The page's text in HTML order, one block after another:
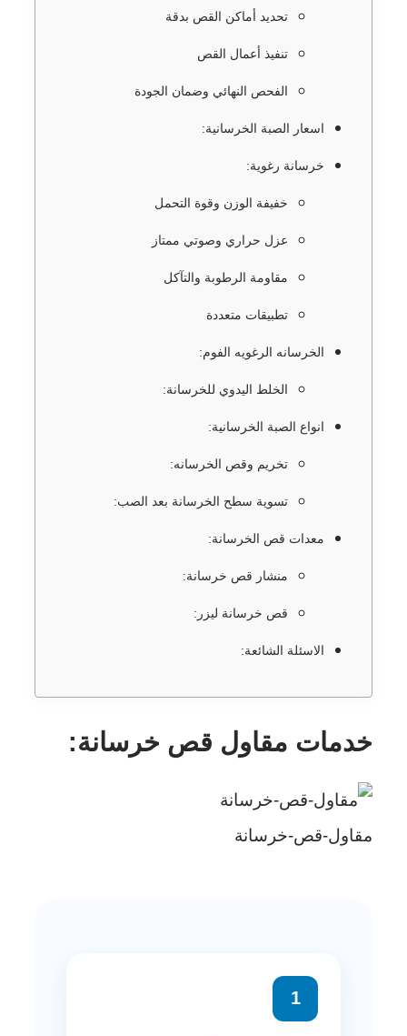
تحديد أماكن القص بدقة
تنفيذ أعمال القص
الفحص النهائي وضمان الجودة
اسعار الصبة الخرسانية:
خرسانة رغوية:
خفيفة الوزن وقوة التحمل
عزل حراري وصوتي ممتاز
مقاومة الرطوبة والتآكل
تطبيقات متعددة
الخرسانه الرغويه الفوم:
الخلط اليدوي للخرسانة:
انواع الصبة الخرسانية:
تخريم وقص الخرسانه:
تسوية سطح الخرسانة بعد الصب:
معدات قص الخرسانة:
منشار قص خرسانة:
قص خرسانة ليزر:
الاسئلة الشائعة:
خدمات مقاول قص خرسانة:
مقاول-قص-خرسانة
1